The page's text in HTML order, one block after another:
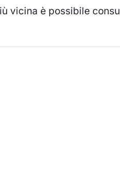
vicina è possibile